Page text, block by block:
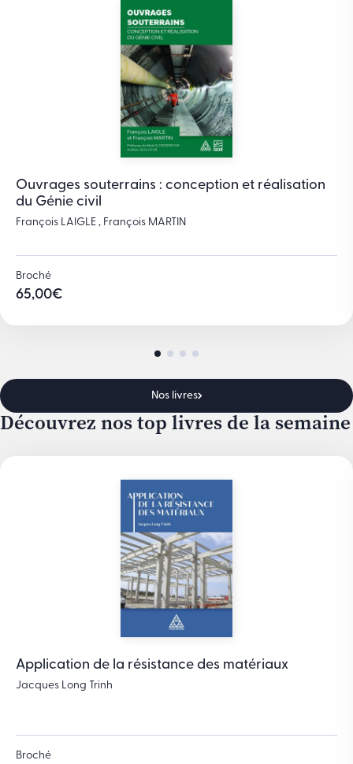
Ouvrages souterrains : conception et réalisation
du Génie civil
François LAIGLE , François MARTIN
Broché
65,00€
Nos livres
Découvrez nos top livres de la semaine
Application de la résistance des matériaux
Jacques Long Trinh
Broché